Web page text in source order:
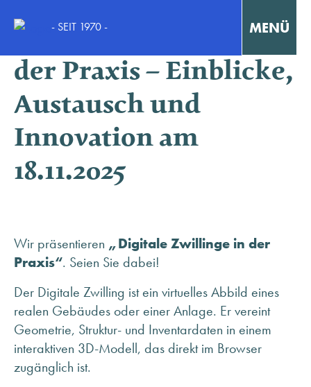
- SEIT 1970 - MENÜ
Interaktiv Lernen
Konzentriert Arbeiten
KONTAKT
ANFRAGE SENDEN
ÜBER MINHOFF
BLOG
Digitaler Zwilling in
der Praxis – Einblicke,
Austausch und
Innovation am
18.11.2025
Wir präsentieren „Digitale Zwillinge in der
Praxis“. Seien Sie dabei!
Der Digitale Zwilling ist ein virtuelles Abbild eines
realen Gebäudes oder einer Anlage. Er vereint
Geometrie, Struktur- und Inventardaten in einem
interaktiven 3D-Modell, das direkt im Browser
zugänglich ist.